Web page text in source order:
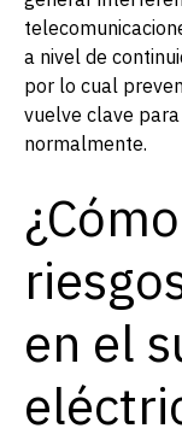
a nivel de
por lo cual
vuelve clave
normalmente.
en el